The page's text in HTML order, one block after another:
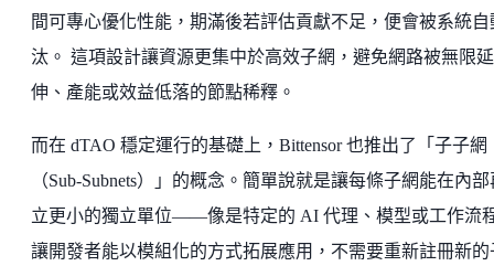
間可專心優化性能，期滿後若評估貢獻不足，便會被系統自
汰。 這項設計讓資源更集中於高效子網，避免網路被無限延
伸、產能或效益低落的節點稀釋。
而在 dTAO 穩定運行的基礎上，Bittensor 也推出了「子子網
（Sub-Subnets）」的概念。簡單說就是讓每條子網能在內
立更小的獨立單位——像是特定的 AI 代理、模型或工作流
讓開發者能以模組化的方式拓展應用，不需要重新註冊新的